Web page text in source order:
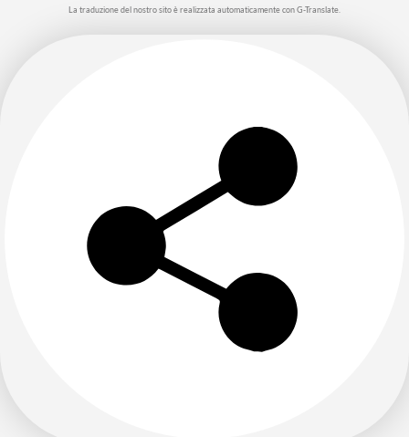
La traduzione del nostro sito è realizzata automaticamente con G-Translate.